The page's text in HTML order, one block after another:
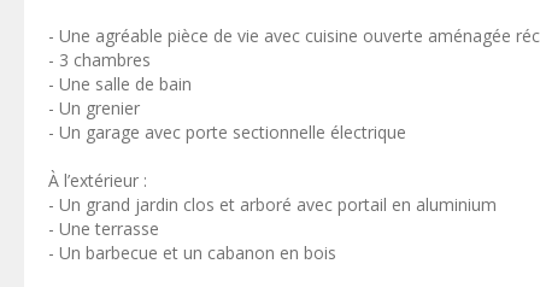
- Une agréable pièce de vie avec cuisine ouverte aménagée
- 3 chambres
- Une salle de bain
- Un grenier
- Un garage avec porte sectionnelle électrique
À l’extérieur :
- Un grand jardin clos et arboré avec portail en aluminium
- Une terrasse
- Un barbecue et un cabanon en bois